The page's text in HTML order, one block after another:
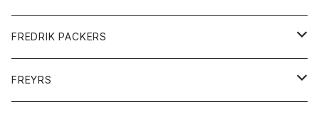
グッズ
靴
FREDRIK PACKERS
アクセサリー
FREYRS